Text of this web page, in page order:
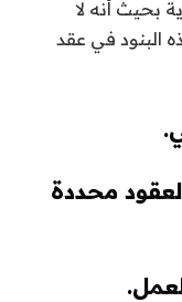
بحيث أنه لا
البنود في عقد
محددة